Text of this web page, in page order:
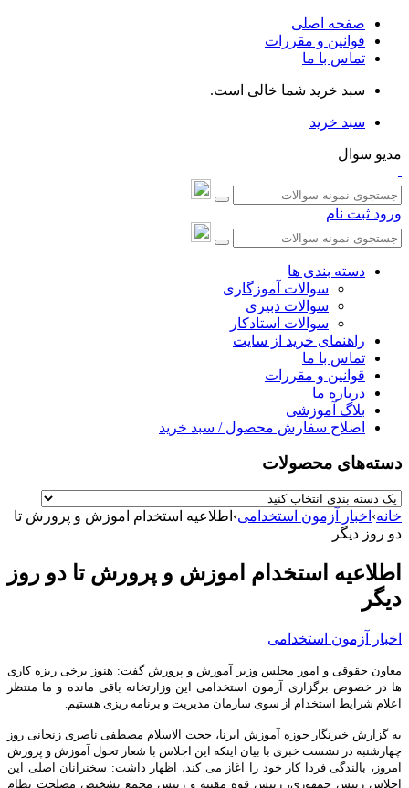
صفحه اصلی
قوانین و مقررات
تماس با ما
سبد خرید شما خالی است.
سبد خرید
مدیو سوال
ورود ثبت نام
دسته بندی ها
سوالات آموزگاری
سوالات دبیری
سوالات استادکار
راهنمای خرید از سایت
تماس با ما
قوانین و مقررات
درباره ما
بلاگ آموزشی
اصلاح سفارش محصول / سبد خرید
دسته‌های محصولات
خانه› اخبار آزمون استخدامی› اطلاعیه استخدام اموزش و پرورش تا
دو روز دیگر
اطلاعیه استخدام اموزش و پرورش تا دو روز
دیگر
اخبار آزمون استخدامی
معاون حقوقی و امور مجلس وزیر آموزش و پرورش گفت: هنوز برخی ریزه کاری
ها در خصوص برگزاری آزمون استخدامی این وزارتخانه باقی مانده و ما منتظر
اعلام شرایط استخدام از سوی سازمان مدیریت و برنامه ریزی هستیم.
به گزارش خبرنگار حوزه آموزش ایرنا، حجت الاسلام مصطفی ناصری زنجانی روز
چهارشنبه در نشست خبری با بیان اینکه این اجلاس با شعار تحول آموزش و پرورش
امروز، بالندگی فردا کار خود را آغاز می کند، اظهار داشت: سخنرانان اصلی این
اجلاس رییس جمهوری، رییس قوه مقننه و رییس مجمع تشخیص مصلحت نظام